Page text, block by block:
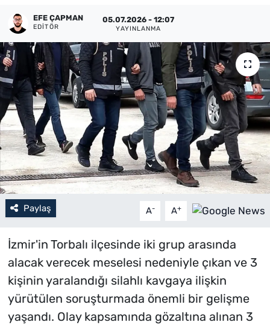
EFE ÇAPMAN
EDITÖR
05.07.2026 - 12:07
YAYINLANMA
Paylaş A- A+
İzmir'in Torbalı ilçesinde iki grup arasında
alacak verecek meselesi nedeniyle çıkan ve 3
kişinin yaralandığı silahlı kavgaya ilişkin
yürütülen soruşturmada önemli bir gelişme
yaşandı. Olay kapsamında gözaltına alınan 3